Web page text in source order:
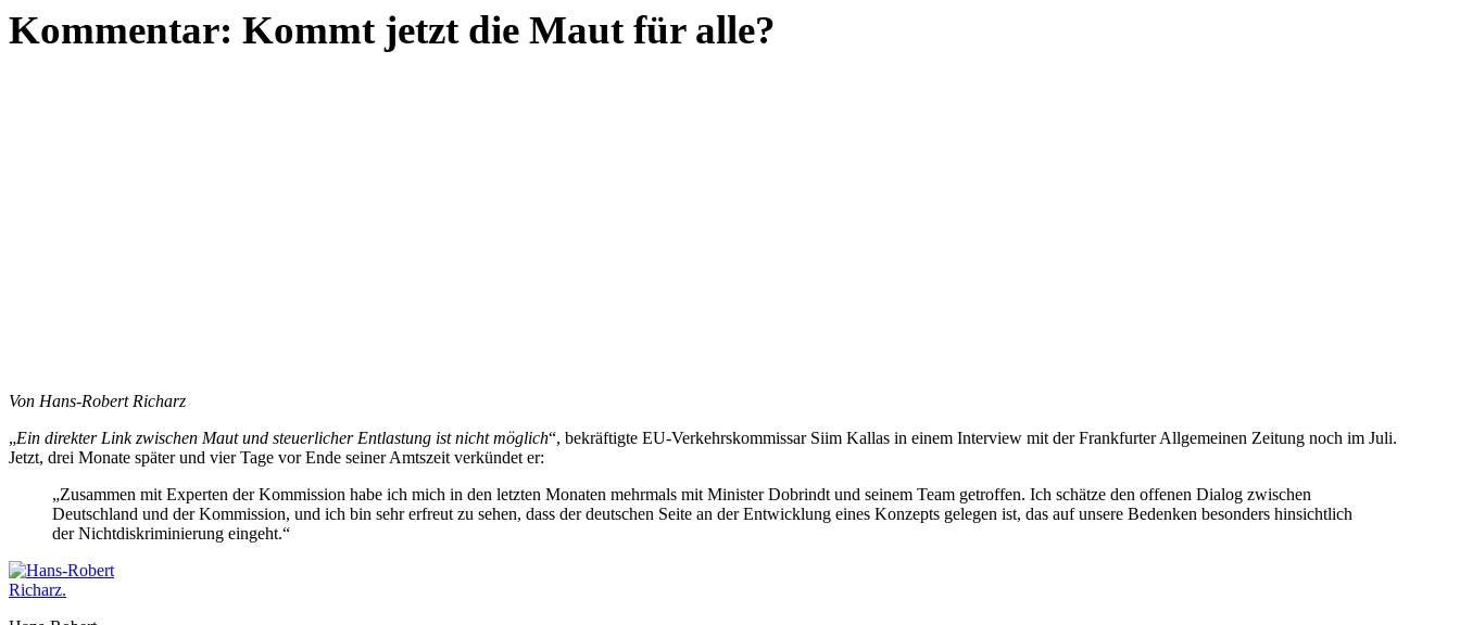
Kommentar: Kommt jetzt die Maut für alle?
Von Hans-Robert Richarz
„Ein direkter Link zwischen Maut und steuerlicher Entlastung ist nicht möglich“, bekräftigte EU-Verkehrskommissar Siim Kallas in einem Interview mit der Frankfurter Allgemeinen Zeitung noch im Juli.
Jetzt, drei Monate später und vier Tage vor Ende seiner Amtszeit verkündet er:
„Zusammen mit Experten der Kommission habe ich mich in den letzten Monaten mehrmals mit Minister Dobrindt und seinem Team getroffen. Ich schätze den offenen Dialog zwischen
Deutschland und der Kommission, und ich bin sehr erfreut zu sehen, dass der deutschen Seite an der Entwicklung eines Konzepts gelegen ist, das auf unsere Bedenken besonders hinsichtlich
der Nichtdiskriminierung eingeht.“